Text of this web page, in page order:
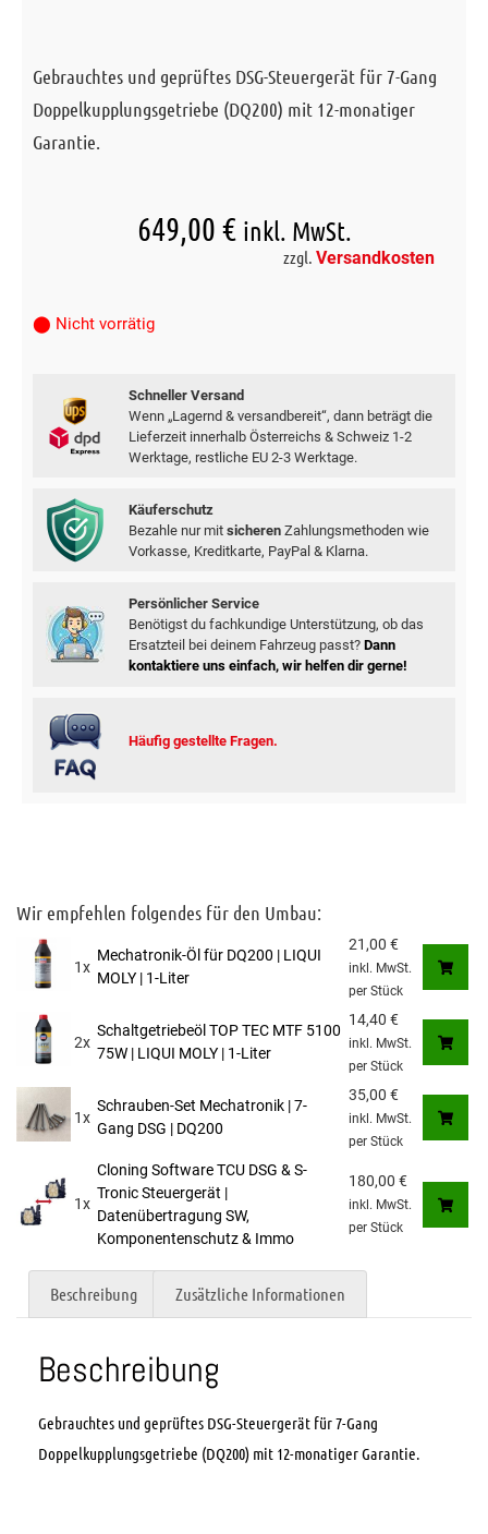
Gebrauchtes und geprüftes DSG-Steuergerät für 7-Gang
Doppelkupplungsgetriebe (DQ200) mit 12-monatiger
Garantie.
649,00€ inkl. MwSt.
zzgl. Versandkosten
⬤ Nicht vorrätig
Schneller Versand
Wenn „Lagernd & versandbereit“, dann beträgt die
Lieferzeit innerhalb Österreichs & Schweiz 1-2
Werktage, restliche EU 2-3 Werktage.
Käuferschutz
Bezahle nur mit sicherenZahlungsmethoden wie
Vorkasse, Kreditkarte, PayPal & Klarna.
Persönlicher Service
Benötigst du fachkundige Unterstützung, ob das
Ersatzteil bei deinem Fahrzeug passt? Dann
kontaktiere uns einfach, wir helfen dir gerne!
Häufig gestellte Fragen.
Wir empfehlen folgendes für den Umbau:
1x
Mechatronik-Öl für DQ200 | LIQUI
MOLY | 1-Liter
21,00 €
inkl. MwSt.
per Stück
2x
Schaltgetriebeöl TOP TEC MTF 5100
75W | LIQUI MOLY | 1-Liter
14,40 €
inkl. MwSt.
per Stück
1x
Schrauben-Set Mechatronik | 7-
Gang DSG | DQ200
35,00 €
inkl. MwSt.
per Stück
1x
Cloning Software TCU DSG & S-
Tronic Steuergerät |
Datenübertragung SW,
Komponentenschutz & Immo
180,00 €
inkl. MwSt.
per Stück
Beschreibung Zusätzliche Informationen
Beschreibung
Gebrauchtes und geprüftes DSG-Steuergerät für 7-Gang
Doppelkupplungsgetriebe (DQ200) mit 12-monatiger Garantie.